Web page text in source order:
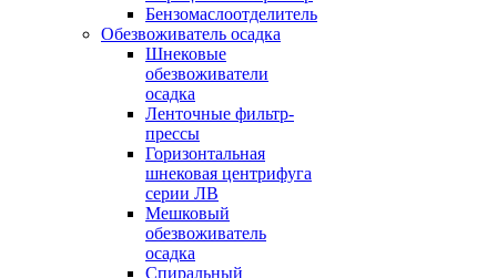
Бензомаслоотделитель
Обезвоживатель осадка
Шнековые
обезвоживатели
осадка
Ленточные фильтр-
прессы
Горизонтальная
шнековая центрифуга
серии ЛВ
Мешковый
обезвоживатель
осадка
Спиральный